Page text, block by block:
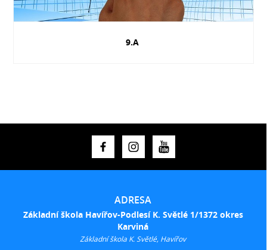
9.A
ADRESA
Základní škola Havířov-Podlesí K. Světlé 1/1372 okres
Karviná
Základní škola K. Světlé, Havířov